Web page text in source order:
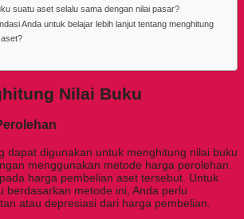
suatu aset selalu sama dengan nilai pasar?
Anda untuk belajar lebih lanjut tentang menghitung
Nilai Buku
dapat digunakan untuk menghitung nilai buku
menggunakan metode harga perolehan.
harga pembelian aset tersebut. Untuk
berdasarkan metode ini, Anda perlu
atau depresiasi dari harga pembelian.